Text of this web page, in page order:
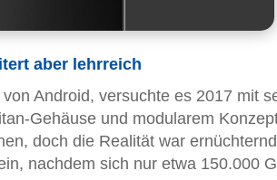
aber lehrreich
Android, versuchte es 2017 mit
Gehäuse und modularem
doch die Realität war
nachdem sich nur etwa 150.000